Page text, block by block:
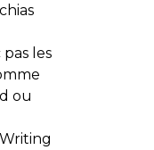
les
ou